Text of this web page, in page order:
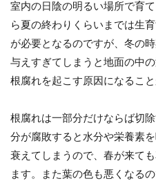
室内の日陰の明るい場所で育
ら夏の終わりくらいまでは生
が必要となるのですが、冬の
与えすぎてしまうと地面の中
根腐れを起こす原因になること
根腐れは一部分だけならば切
分が腐敗すると水分や栄養素
衰えてしまうので、春が来て
ます。また葉の色も悪くなる